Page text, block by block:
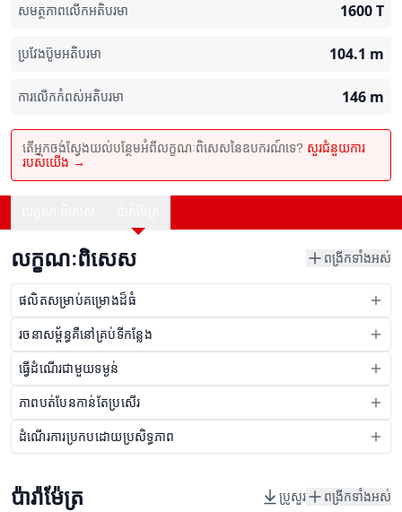
សមត្ថភាពលើកអតិបរមា
1600T
ប្រវែងប៊ូមអតិបរមា 104.1 m
ការលើកកំពស់អតិបរមា 146 m
តើអ្នកចង់ស្វែងយល់បន្ថែមអំពីលក្ខណៈពិសេសនៃឧបករណ៍ទេ? សួរជំនួយការ
របស់យើង →
លក្ខណៈពិសេស ពង្រីកទាំងអស់
ផលិតសម្រាប់គម្រោងដ៏ធំ
រចនាសម្ព័ន្ធគឺនៅគ្រប់ទីកន្លែង
ធ្វើដំណើរជាមួយទម្ងន់
ភាពបត់បែនកាន់តែប្រសើរ
ដំណើរការប្រកបដោយប្រសិទ្ធភាព
ប៉ារ៉ាម៉ែត្រ ប្រូសួរ ពង្រីកទាំងអស់